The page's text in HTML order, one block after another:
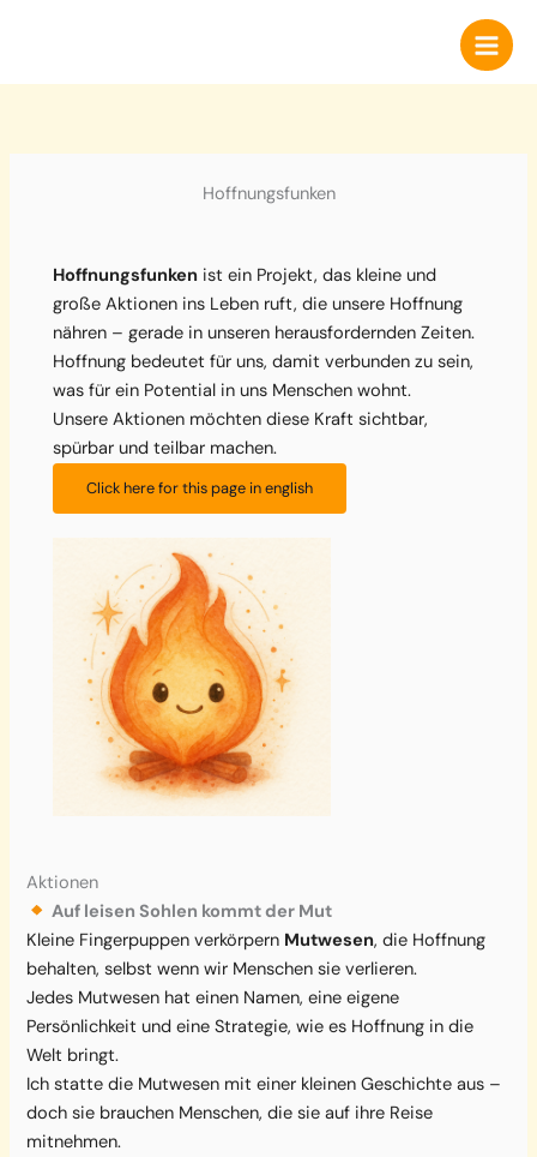
Hoffnungsfunken
Hoffnungsfunken ist ein Projekt, das kleine und
große Aktionen ins Leben ruft, die unsere Hoffnung
nähren – gerade in unseren herausfordernden Zeiten.
Hoffnung bedeutet für uns, damit verbunden zu sein,
was für ein Potential in uns Menschen wohnt.
Unsere Aktionen möchten diese Kraft sichtbar,
spürbar und teilbar machen.
Click here for this page in english
Aktionen
Auf leisen Sohlen kommt der Mut
Kleine Fingerpuppen verkörpern Mutwesen, die Hoffnung
behalten, selbst wenn wir Menschen sie verlieren.
Jedes Mutwesen hat einen Namen, eine eigene
Persönlichkeit und eine Strategie, wie es Hoffnung in die
Welt bringt.
Ich statte die Mutwesen mit einer kleinen Geschichte aus –
doch sie brauchen Menschen, die sie auf ihre Reise
mitnehmen.